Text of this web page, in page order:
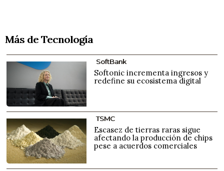
Más de Tecnología
SoftBank
Softonic incrementa ingresos y
redefine su ecosistema digital
TSMC
Escasez de tierras raras sigue
afectando la producción de chips
pese a acuerdos comerciales